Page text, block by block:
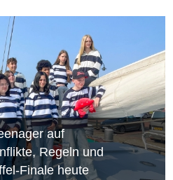
auf
Regeln und
Finale heute